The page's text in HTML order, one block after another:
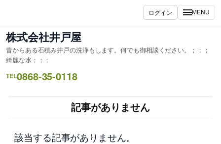
を
ス
キ
ッ
プ
ログイン MENU
株式会社井戸屋
昔からある石積み井戸の洗浄もします。何でも御相談ください。；；；
綺麗な水；；；
TEL0868-35-0118
記事がありません
該当する記事がありません。